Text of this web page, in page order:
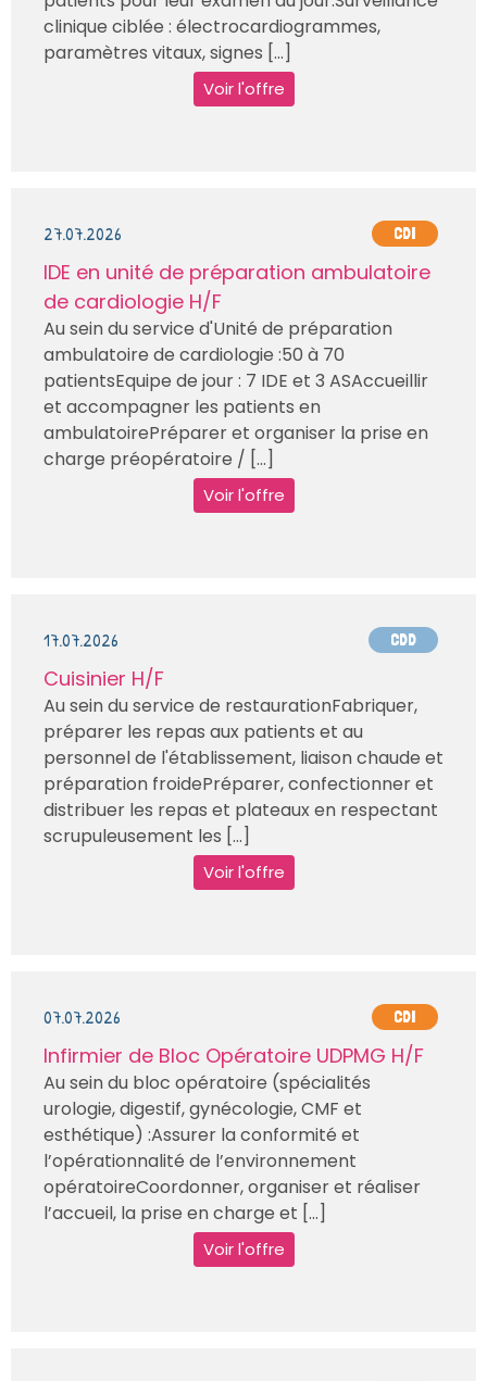
clinique ciblée : électrocardiogrammes,
paramètres vitaux, signes [...]
Voir l'offre
27.07.2026 CDI
IDE en unité de préparation ambulatoire
de cardiologie H/F
Au sein du service d'Unité de préparation
ambulatoire de cardiologie :50 à 70
patientsEquipe de jour : 7 IDE et 3 ASAccueillir
et accompagner les patients en
ambulatoirePréparer et organiser la prise en
charge préopératoire / [...]
Voir l'offre
17.07.2026 CDD
Cuisinier H/F
Au sein du service de restaurationFabriquer,
préparer les repas aux patients et au
personnel de l'établissement, liaison chaude et
préparation froidePréparer, confectionner et
distribuer les repas et plateaux en respectant
scrupuleusement les [...]
Voir l'offre
07.07.2026 CDI
Infirmier de Bloc Opératoire UDPMG H/F
Au sein du bloc opératoire (spécialités
urologie, digestif, gynécologie, CMF et
esthétique) :Assurer la conformité et
l’opérationnalité de l’environnement
opératoireCoordonner, organiser et réaliser
l’accueil, la prise en charge et [...]
Voir l'offre